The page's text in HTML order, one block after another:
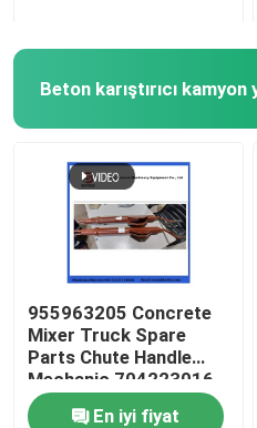
Ürünler
VİDEOLAR
Hakkımızda
Kalite kontrol
Bize ulaşın
Beton karıştırıcı
955963205 Concrete
Mixer Truck Spare
Parts Chute Handle
Mechanic 704223016
En iyi fiyat